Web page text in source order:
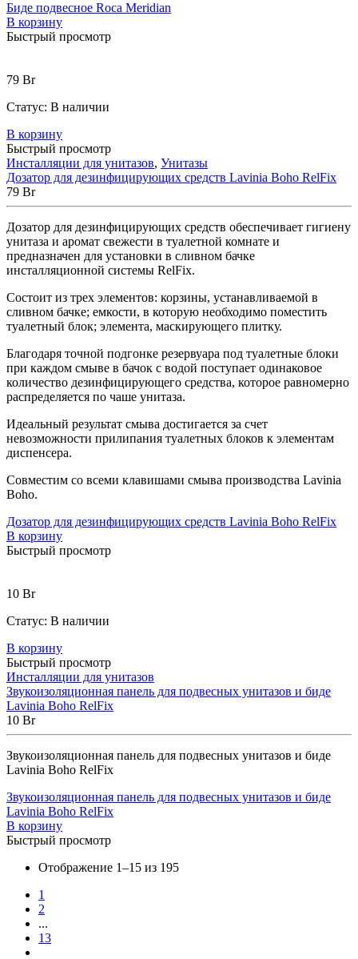
Биде подвесное Roca Meridian
В корзину
Быстрый просмотр
79 Br
Статус: В наличии
В корзину
Быстрый просмотр
Инсталляции для унитазов, Унитазы
Дозатор для дезинфицирующих средств Lavinia Boho RelFix
79 Br
Дозатор для дезинфицирующих средств обеспечивает гигиену
унитаза и аромат свежести в туалетной комнате и
предназначен для установки в сливном бачке
инсталляционной системы RelFix.
Состоит из трех элементов: корзины, устанавливаемой в
сливном бачке; емкости, в которую необходимо поместить
туалетный блок; элемента, маскирующего плитку.
Благодаря точной подгонке резервуара под туалетные блоки
при каждом смыве в бачок с водой поступает одинаковое
количество дезинфицирующего средства, которое равномерно
распределяется по чаше унитаза.
Идеальный результат смыва достигается за счет
невозможности прилипания туалетных блоков к элементам
диспенсера.
Совместим со всеми клавишами смыва производства Lavinia
Boho.
Дозатор для дезинфицирующих средств Lavinia Boho RelFix
В корзину
Быстрый просмотр
10 Br
Статус: В наличии
В корзину
Быстрый просмотр
Инсталляции для унитазов
Звукоизоляционная панель для подвесных унитазов и биде
Lavinia Boho RelFix
10 Br
Звукоизоляционная панель для подвесных унитазов и биде
Lavinia Boho RelFix
Звукоизоляционная панель для подвесных унитазов и биде
Lavinia Boho RelFix
В корзину
Быстрый просмотр
Отображение 1–15 из 195
1
2
...
13